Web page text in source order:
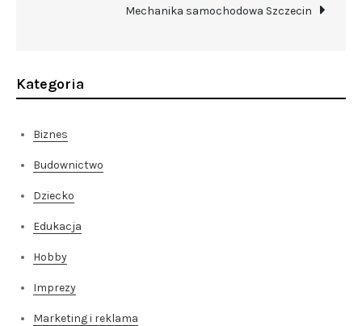
Mechanika samochodowa Szczecin
Kategoria
Biznes
Budownictwo
Dziecko
Edukacja
Hobby
Imprezy
Marketing i reklama